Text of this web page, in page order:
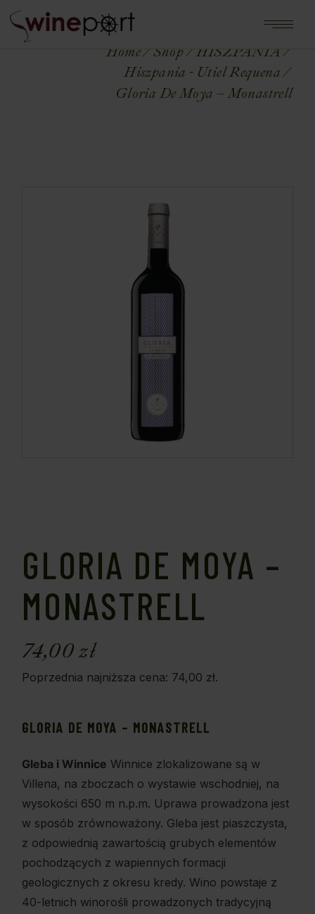
Home Shop
HISZPANIA
Hiszpania - Utiel Requena
Gloria De Moya – Monastrell
GLORIA DE MOYA –
MONASTRELL
74,00zł
Poprzednia najniższa cena: 74,00 zł.
GLORIA DE MOYA – MONASTRELL
Gleba i Winnice Winnice zlokalizowane są w
Villena, na zboczach o wystawie wschodniej, na
wysokości 650 m n.p.m. Uprawa prowadzona jest
w sposób zrównoważony. Gleba jest piaszczysta,
z odpowiednią zawartością grubych elementów
pochodzących z wapiennych formacji
geologicznych z okresu kredy. Wino powstaje z
40-letnich winorośli prowadzonych tradycyjną